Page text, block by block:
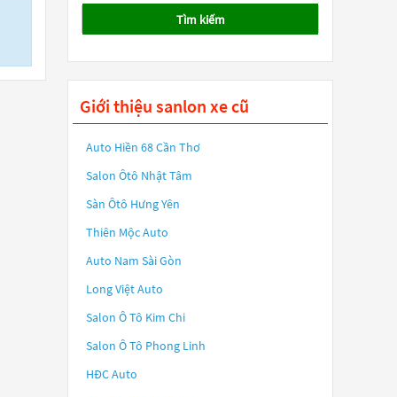
Tìm kiếm
Giới thiệu sanlon xe cũ
Auto Hiền 68 Cần Thơ
Salon Ôtô Nhật Tâm
Sàn Ôtô Hưng Yên
Thiên Mộc Auto
Auto Nam Sài Gòn
Long Việt Auto
Salon Ô Tô Kim Chi
Salon Ô Tô Phong Linh
HĐC Auto